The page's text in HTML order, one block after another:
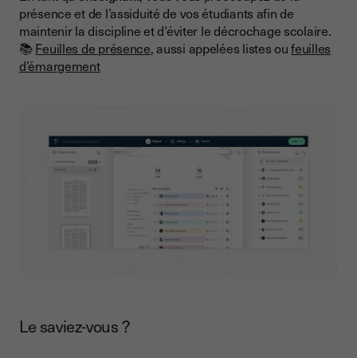
présence et de l’assiduité de vos étudiants afin de
maintenir la discipline et d’éviter le décrochage scolaire.
📚Feuilles de présence, aussi appelées listes oufeuilles
d’émargement
Le saviez-vous ?